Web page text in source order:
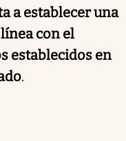
a establecer una
con el
establecidos en
.